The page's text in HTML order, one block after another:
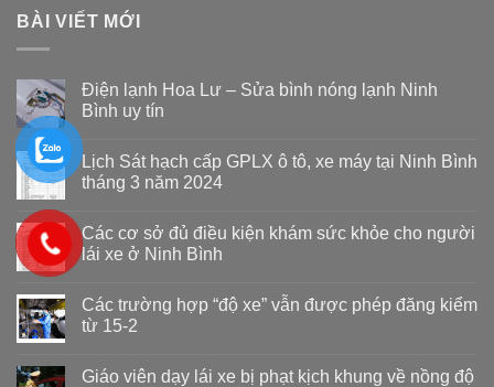
BÀI VIẾT MỚI
Điện lạnh Hoa Lư – Sửa bình nóng lạnh Ninh
Bình uy tín
Lịch Sát hạch cấp GPLX ô tô, xe máy tại Ninh Bình
tháng 3 năm 2024
Các cơ sở đủ điều kiện khám sức khỏe cho người
lái xe ở Ninh Bình
Các trường hợp “độ xe” vẫn được phép đăng kiểm
từ 15-2
Giáo viên dạy lái xe bị phạt kịch khung về nồng độ